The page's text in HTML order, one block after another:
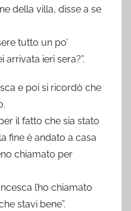
della villa, disse a se
tutto un po’
ieri sera?”.
e poi si ricordò che
il fatto che sia stato
fine è andato a casa
chiamato per
l’ho chiamato
stavi bene”.